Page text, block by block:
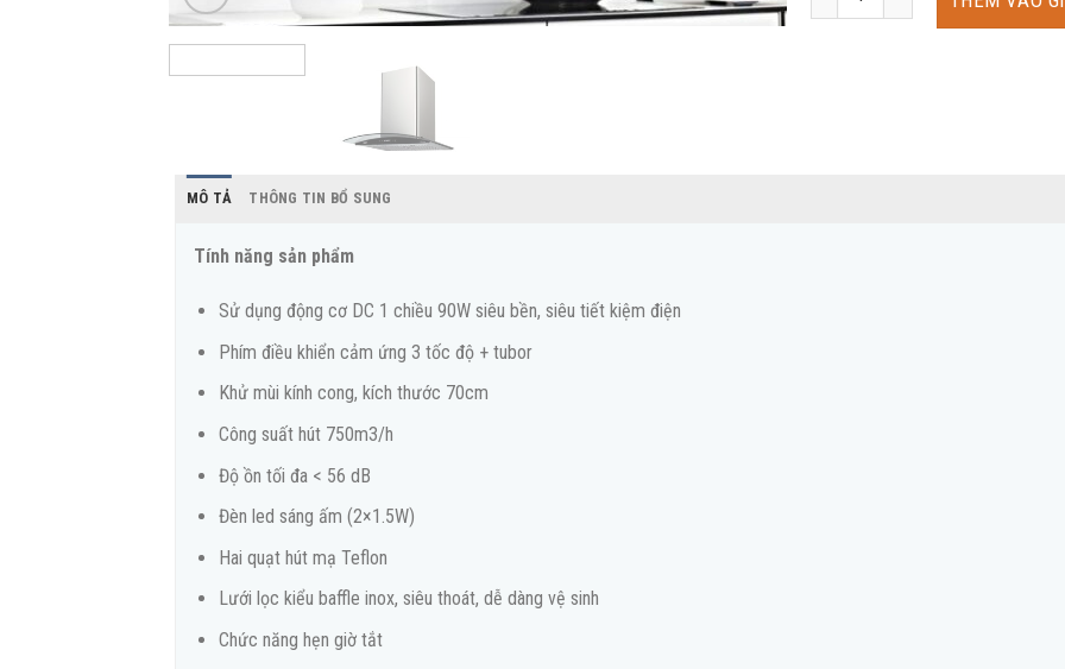
MÔ TẢ THÔNG TIN BỔ SUNG
Tính năng sản phẩm
Sử dụng động cơ DC 1 chiều 90W siêu bền, siêu tiết kiệm điện
Phím điều khiển cảm ứng 3 tốc độ + tubor
Khử mùi kính cong, kích thước 70cm
Công suất hút 750m3/h
Độ ồn tối đa < 56 dB
Đèn led sáng ấm (2×1.5W)
Hai quạt hút mạ Teflon
Lưới lọc kiểu baffle inox, siêu thoát, dễ dàng vệ sinh
Chức năng hẹn giờ tắt